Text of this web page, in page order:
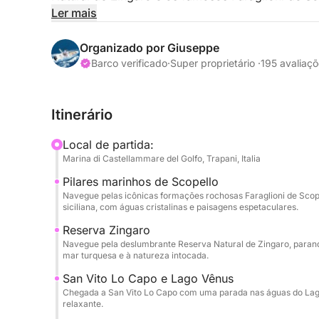
passeio é perfeito para quem busca um dia de
Durante o dia, você visitará algumas das baías
Scopello e ao longo da esplêndida Reserva
Tonnarella dell'Uzzo. O itinerário inclui também o
San Vito Lo Capo, uma das cidades mais
refrigerantes e frutas frescas serão oferecidos a
dia no mar com todo o conforto. Com paradas
autêntico e fascinante da costa siciliana.
capitão deverá ser feito diretamente no porto, no
Ler mais
Organizado por Giuseppe
Barco verificado·Super proprietário ·195
Itinerário
Local de partida:
Marina di Castellammare del Golfo, Trapani, Italia
Pilares marinhos de Scopello
Navegue pelas icônicas formações rochosas Faraglioni de
siciliana, com águas cristalinas e paisagens espetaculares.
Reserva Zingaro
Navegue pela deslumbrante Reserva Natural de Zingaro,
mar turquesa e à natureza intocada.
San Vito Lo Capo e Lago Vênus
Chegada a San Vito Lo Capo com uma parada nas águas do
relaxante.